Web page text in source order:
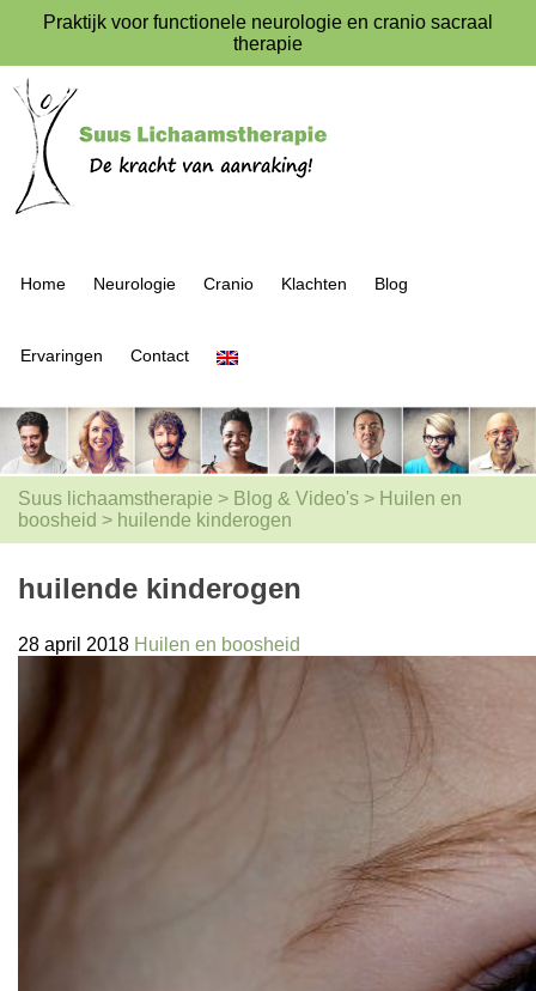
Praktijk voor functionele neurologie en cranio sacraal
therapie
Home Neurologie Cranio Klachten Blog
Ervaringen Contact
Suus lichaamstherapie > Blog & Video's > Huilen en
boosheid > huilende kinderogen
huilende kinderogen
28 april 2018 Huilen en boosheid